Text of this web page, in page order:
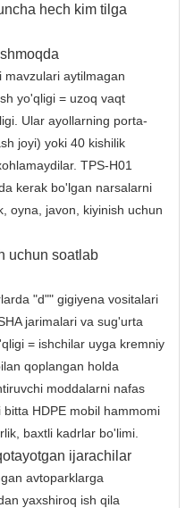
hech kim tilga
mavzulari aytilmagan
yo'qligi = uzoq vaqt
Ular ayollarning porta-
joyi) yoki 40 kishilik
TPS-H01
kerak bo'lgan narsalarni
oyna, javon, kiyinish uchun
uchun soatlab
"d"" gigiyena vositalari
jarimalari va sug'urta
= ishchilar uyga kremniy
qoplangan holda
moddalarni nafas
HDPE mobil hammomi
baxtli kadrlar bo'limi.
ijarachilar
avtoparklarga
yaxshiroq ish qila